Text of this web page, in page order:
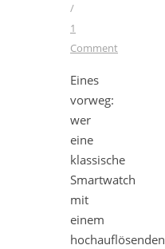
/
1
Comment
Eines
vorweg:
wer
eine
klassische
Smartwatch
mit
einem
hochauflösenden